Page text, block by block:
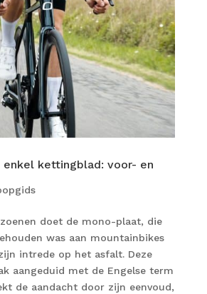
kettingblad: voor- en
doet de mono-plaat, die
was aan mountainbikes
intrede op het asfalt. Deze
aangeduid met de Engelse term
de aandacht door zijn eenvoud,